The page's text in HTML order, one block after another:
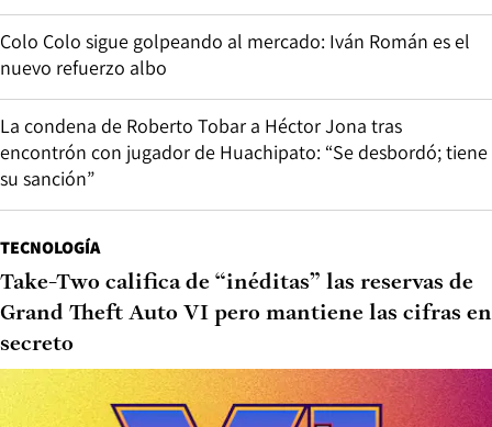
Colo Colo sigue golpeando al mercado: Iván Román es el
nuevo refuerzo albo
La condena de Roberto Tobar a Héctor Jona tras
encontrón con jugador de Huachipato: “Se desbordó; tiene
su sanción”
TECNOLOGÍA
Take-Two califica de “inéditas” las reservas de
Grand Theft Auto VI pero mantiene las cifras en
secreto